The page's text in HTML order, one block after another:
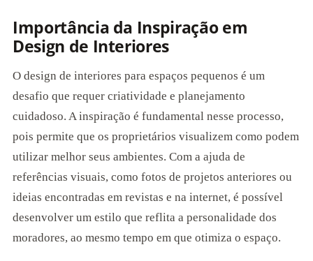
Importância da Inspiração em
Design de Interiores
O design de interiores para espaços pequenos é um
desafio que requer criatividade e planejamento
cuidadoso. A inspiração é fundamental nesse processo,
pois permite que os proprietários visualizem como podem
utilizar melhor seus ambientes. Com a ajuda de
referências visuais, como fotos de projetos anteriores ou
ideias encontradas em revistas e na internet, é possível
desenvolver um estilo que reflita a personalidade dos
moradores, ao mesmo tempo em que otimiza o espaço.